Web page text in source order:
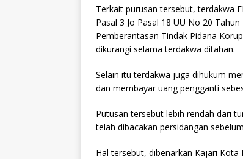
Terkait purusan tersebut, terdakwa
Pasal 3 Jo Pasal 18 UU No 20
Pemberantasan Tindak Pidana
dikurangi selama terdakwa ditahan.
Selain itu terdakwa juga dihukum
dan membayar uang pengganti
Putusan tersebut lebih rendah dari
telah dibacakan persidangan
Hal tersebut, dibenarkan Kajari